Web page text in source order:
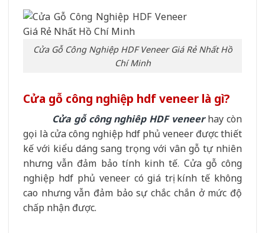
Cửa Gỗ Công Nghiệp HDF Veneer Giá Rẻ Nhất Hồ
Chí Minh
Cửa gỗ công nghiệp hdf veneer là gì?
Cửa gỗ công nghiêp HDF veneerhay còn
gọi là cửa công nghiệp hdf phủ veneer được thiết
kế với kiểu dáng sang trọng với vân gỗ tự nhiên
nhưng vẫn đảm bảo tính kinh tế. Cửa gỗ công
nghiệp hdf phủ veneer có giá trị kính tế không
cao nhưng vẫn đảm bảo sự chắc chắn ở mức độ
chấp nhận được.